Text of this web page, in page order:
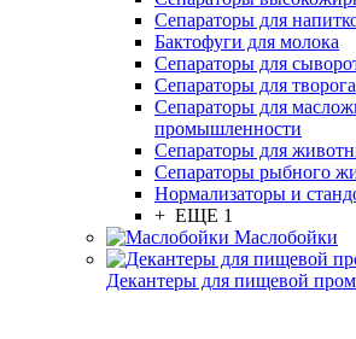
Сепараторы для
Бактофуги для молока
Сепараторы для
Сепараторы для творога
Сепараторы для
промышленности
Сепараторы для
Сепараторы рыбного
Нормализаторы и
+ ЕЩЕ 1
Маслобойки
Декантеры для пищевой